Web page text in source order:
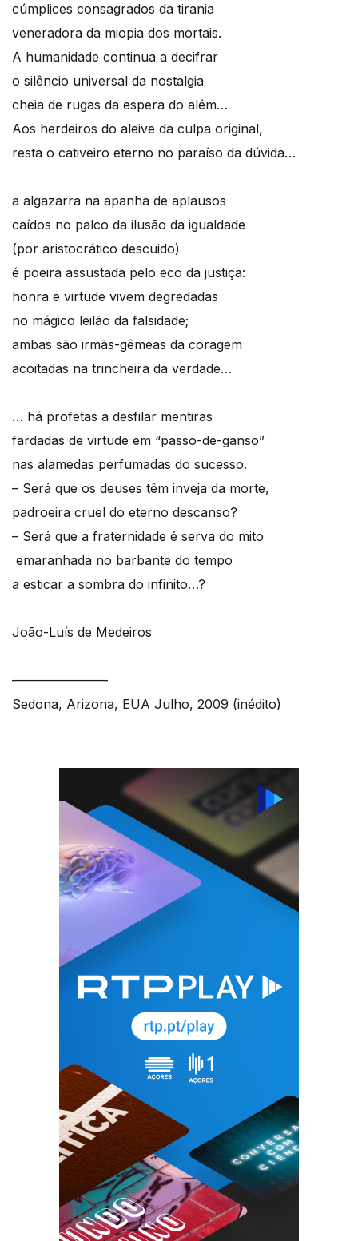
cúmplices consagrados da tirania
veneradora da miopia dos mortais.
A humanidade continua a decifrar
o silêncio universal da nostalgia
cheia de rugas da espera do além…
Aos herdeiros do aleive da culpa original,
resta o cativeiro eterno no paraíso da dúvida…
a algazarra na apanha de aplausos
caídos no palco da ilusão da igualdade
(por aristocrático descuido)
é poeira assustada pelo eco da justiça:
honra e virtude vivem degredadas
no mágico leilão da falsidade;
ambas são irmãs-gêmeas da coragem
acoitadas na trincheira da verdade…
… há profetas a desfilar mentiras
fardadas de virtude em “passo-de-ganso”
nas alamedas perfumadas do sucesso.
– Será que os deuses têm inveja da morte,
padroeira cruel do eterno descanso?
– Será que a fraternidade é serva do mito
emaranhada no barbante do tempo
a esticar a sombra do infinito…?
João-Luís de Medeiros
———————–
Sedona, Arizona, EUA Julho, 2009 (inédito)